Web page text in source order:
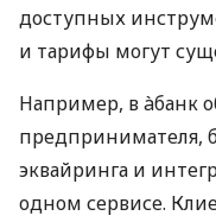
доступных
и тарифы могут
Например, в àбанк
предпринимателя,
эквайринга и
одном сервисе.